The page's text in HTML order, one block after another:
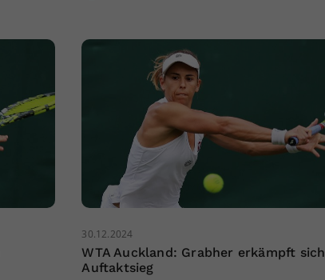
30.12.2024
WTA Auckland: Grabher erkämpft sich
Auftaktsieg